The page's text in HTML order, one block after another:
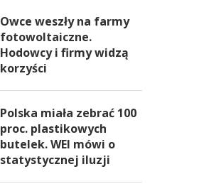
Owce weszły na farmy
fotowoltaiczne.
Hodowcy i firmy widzą
korzyści
Polska miała zebrać 100
proc. plastikowych
butelek. WEI mówi o
statystycznej iluzji